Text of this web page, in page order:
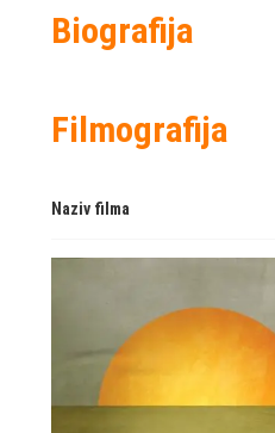
Biografija
Filmografija
Naziv filma